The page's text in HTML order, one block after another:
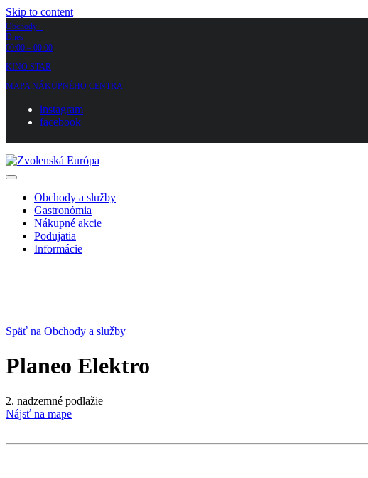
Skip to content
Obchody:
Dnes
00:00 – 00:00
KINO STAR
MAPA NÁKUPNÉHO CENTRA
instagram
facebook
Obchody a služby
Gastronómia
Nákupné akcie
Podujatia
Informácie
Späť na Obchody a služby
Planeo Elektro
2. nadzemné podlažie
Nájsť na mape